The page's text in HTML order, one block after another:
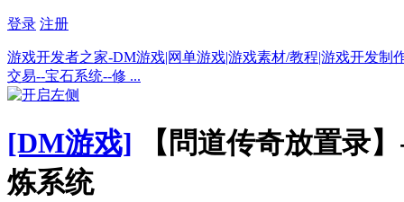
登录 注册
游戏开发者之家-DM游戏|网单游戏|游戏素材/教程|游戏开发制
交易--宝石系统--修 ...
[DM游戏]
【問道传奇放置录
炼系统